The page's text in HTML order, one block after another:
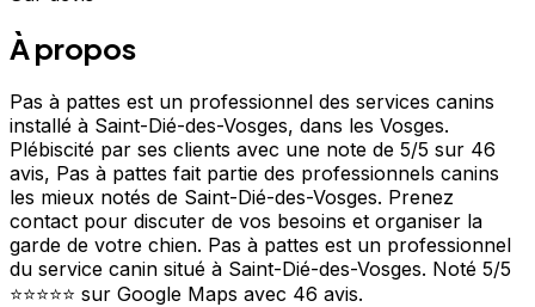
À propos
Pas à pattes est un professionnel des services canins
installé à Saint-Dié-des-Vosges, dans les Vosges.
Plébiscité par ses clients avec une note de 5/5 sur 46
avis, Pas à pattes fait partie des professionnels canins
les mieux notés de Saint-Dié-des-Vosges. Prenez
contact pour discuter de vos besoins et organiser la
garde de votre chien. Pas à pattes est un professionnel
du service canin situé à Saint-Dié-des-Vosges. Noté 5/5
⭐⭐⭐⭐⭐ sur Google Maps avec 46 avis.